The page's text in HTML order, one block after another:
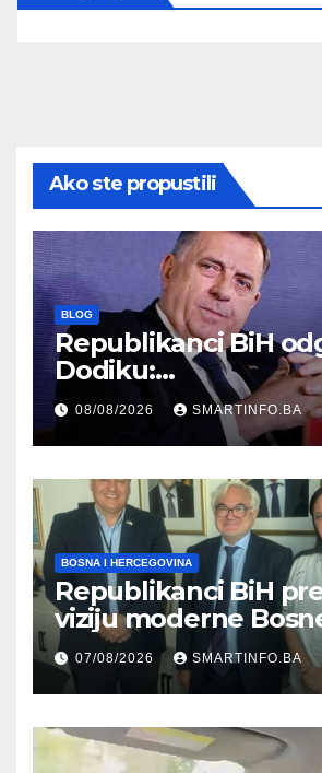
Ako ste propustili
BLOG
Republikanci BiH
Dodiku:
kultura postoji i
građanima
08/08/2026 SMARTINFO.BA
BOSNA I HERCEGOVINA
Republikanci BiH
viziju moderne
Hercegovine
Njemačke
07/08/2026 SMARTINFO.BA